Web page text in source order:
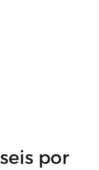
por